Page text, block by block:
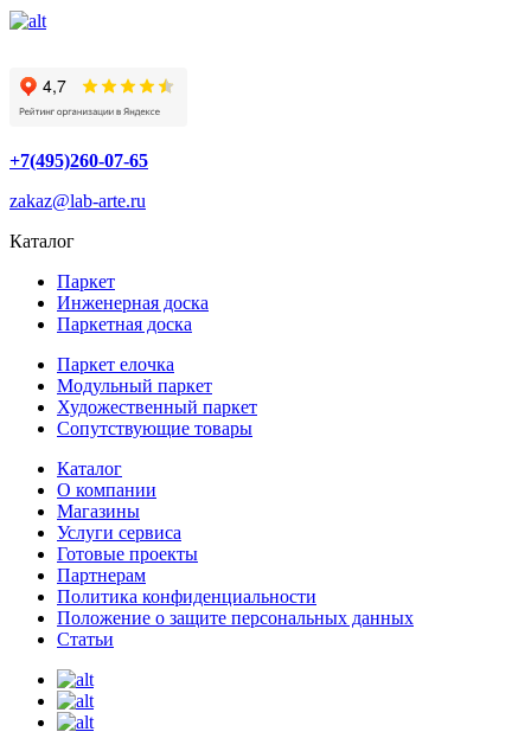
+7(495)260-07-65
zakaz@lab-arte.ru
Каталог
Паркет
Инженерная доска
Паркетная доска
Паркет елочка
Модульный паркет
Художественный паркет
Сопутствующие товары
Каталог
О компании
Магазины
Услуги сервиса
Готовые проекты
Партнерам
Политика конфиденциальности
Положение о защите персональных данных
Статьи